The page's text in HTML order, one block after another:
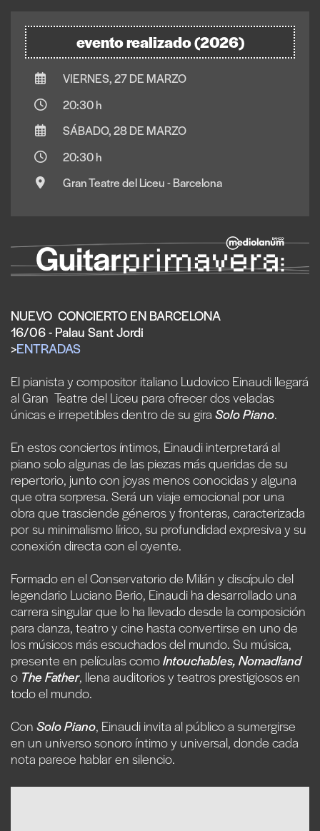
evento realizado (2026)
VIERNES, 27 DE MARZO
20:30 h
SÁBADO, 28 DE MARZO
20:30 h
Gran Teatre del Liceu - Barcelona
NUEVO CONCIERTO EN BARCELONA
16/06 - Palau Sant Jordi
>ENTRADAS
El pianista y compositor italiano Ludovico Einaudi llegará
al Gran Teatre del Liceu para ofrecer dos veladas
únicas e irrepetibles dentro de su gira Solo Piano.
En estos conciertos íntimos, Einaudi interpretará al
piano solo algunas de las piezas más queridas de su
repertorio, junto con joyas menos conocidas y alguna
que otra sorpresa. Será un viaje emocional por una
obra que trasciende géneros y fronteras, caracterizada
por su minimalismo lírico, su profundidad expresiva y su
conexión directa con el oyente.
Formado en el Conservatorio de Milán y discípulo del
legendario Luciano Berio, Einaudi ha desarrollado una
carrera singular que lo ha llevado desde la composición
para danza, teatro y cine hasta convertirse en uno de
los músicos más escuchados del mundo. Su música,
presente en películas comoIntouchables, Nomadland
o The Father, llena auditorios y teatros prestigiosos en
todo el mundo.
Con Solo Piano, Einaudi invita al público a sumergirse
en un universo sonoro íntimo y universal, donde cada
nota parece hablar en silencio.